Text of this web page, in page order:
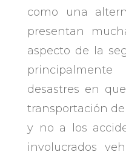
como una
presentan
aspecto de la
desastres en
transportación
y no a los
involucrados